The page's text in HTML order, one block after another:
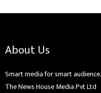
About Us
Smart media for smart
The News House Media Pvt Ltd